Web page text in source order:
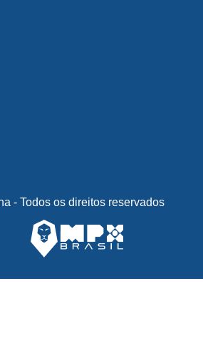
- Todos os direitos reservados